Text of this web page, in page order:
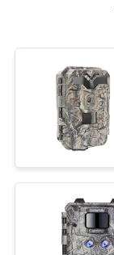
साइटमैप
गोपनीयता